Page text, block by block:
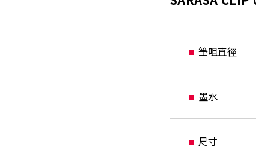
筆咀直徑
墨水
尺寸